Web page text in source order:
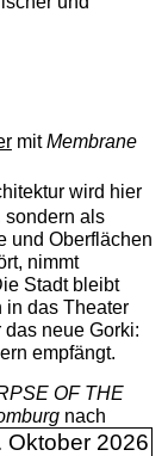
mit ­Membrane
wird hier
sondern als
und Oberflächen
nimmt
Stadt bleibt
in das Theater
neue Gorki:
empfängt.
OF THE
nach
Oktober 2026